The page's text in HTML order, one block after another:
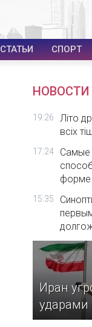
СТАТЬИ СПОРТ
НОВОСТИ
19:26
Літо
всіх
17:24
Самые
форме
15:35
Иран
ударами